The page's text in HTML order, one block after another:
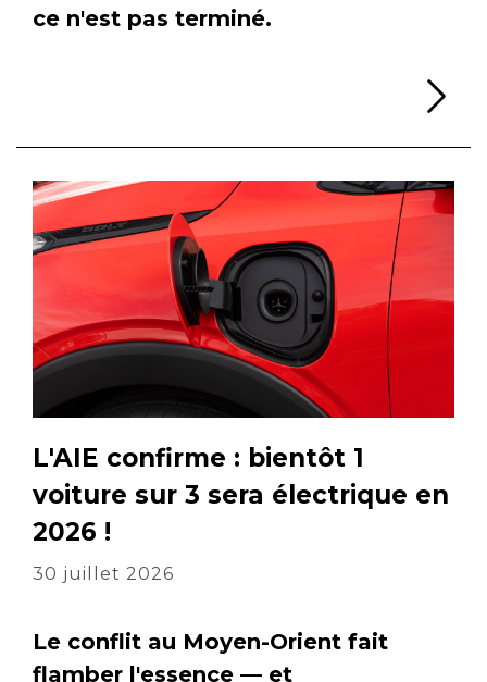
ce n'est pas terminé.
L'AIE confirme : bientôt 1
voiture sur 3 sera électrique en
2026 !
30 juillet 2026
Le conflit au Moyen-Orient fait
flamber l'essence — et